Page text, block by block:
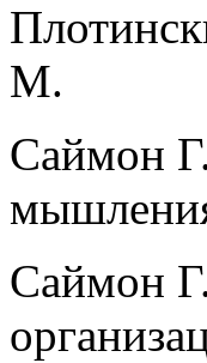
М.
Саймон
Саймон